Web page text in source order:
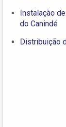
Instalação
do Canindé
Distribuição